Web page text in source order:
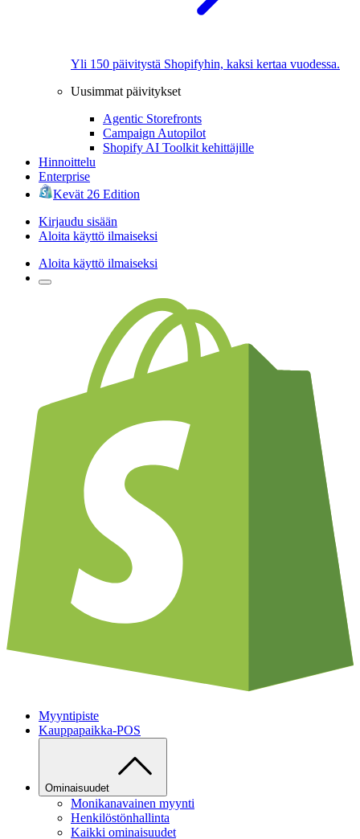
Yli 150 päivitystä Shopifyhin, kaksi kertaa vuodessa.
Uusimmat päivitykset
Agentic Storefronts
Campaign Autopilot
Shopify AI Toolkit kehittäjille
Hinnoittelu
Enterprise
Kevät 26 Edition
Kirjaudu sisään
Aloita käyttö ilmaiseksi
Aloita käyttö ilmaiseksi
Myyntipiste
Kauppapaikka-POS
Ominaisuudet
Monikanavainen myynti
Henkilöstönhallinta
Kaikki ominaisuudet